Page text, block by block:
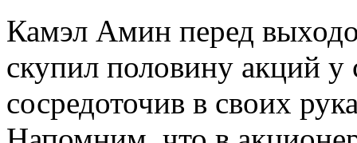
Камэл Амин перед
скупил половину акций у
сосредоточив в своих